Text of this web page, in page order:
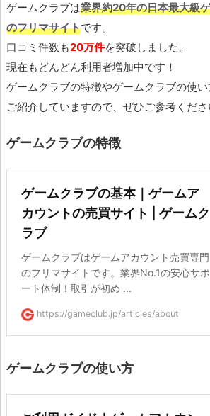
ゲームクラブは業界約20年の日本最大級
のフリマサイトです。
口コミ件数も20万件を突破しました。
現在もどんどん利用者増加中です！
ゲームクラブの特徴やゲームクラブの使
ご紹介していますので、ぜひご参考くださ
ゲームクラブの特徴
ゲームクラブの基本｜ゲームア
カウントの売買サイト | ゲームク
ラブ
ゲームクラブはゲームアカウント売買専門
のフリマサイトです。業界No.1の安心サポ
ート体制！取引が初め ...
https://gameclub.jp/articles/about
ゲームクラブの使い方